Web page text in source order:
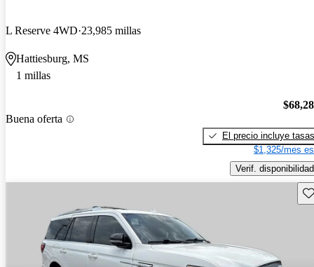
L Reserve 4WD 23,985 millas
Hattiesburg, MS
1 millas
Buena oferta
El precio incluye tasas
$1,325/mes
Verif. disponibilidad